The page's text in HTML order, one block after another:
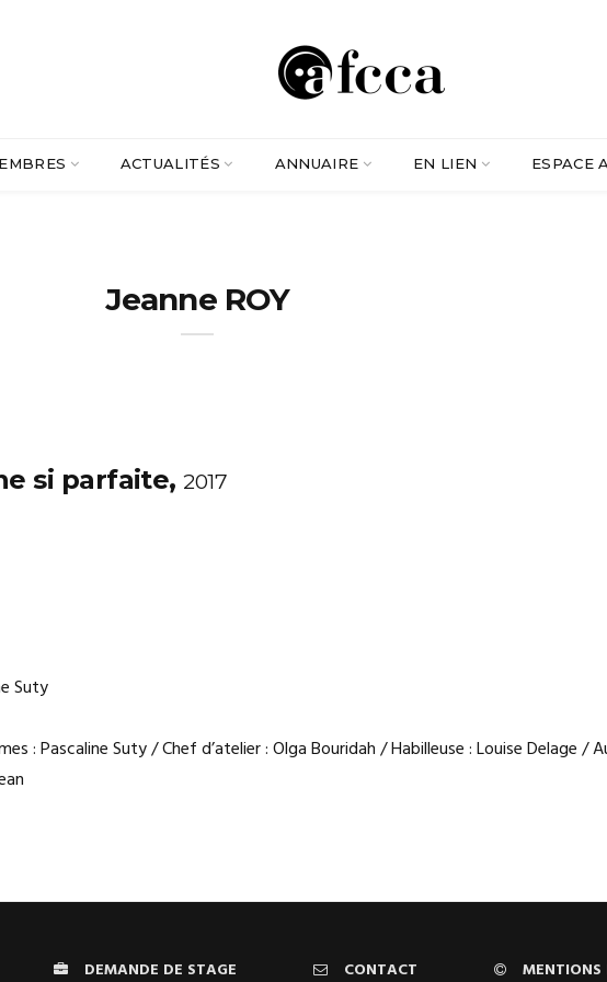
ACTUALITÉS ANNUAIRE EN LIEN ESPACE
Jeanne ROY
si parfaite,2017
Suty
: Pascaline Suty / Chef d’atelier : Olga Bouridah / Habilleuse : Louise Delage /
DEMANDE DE STAGE CONTACT MENTIONS